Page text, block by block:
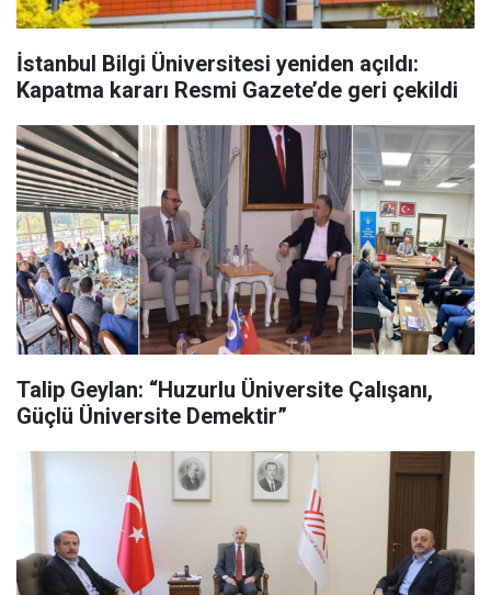
İstanbul Bilgi Üniversitesi yeniden açıldı:
Kapatma kararı Resmi Gazete’de geri çekildi
Talip Geylan: “Huzurlu Üniversite Çalışanı,
Güçlü Üniversite Demektir”